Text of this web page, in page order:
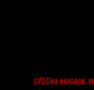
сVODка находок: